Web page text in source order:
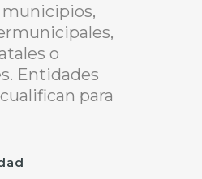
municipios,
o
Entidades
para